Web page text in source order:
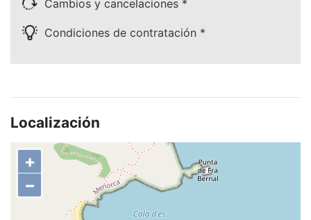
Cambios y cancelaciones *
Condiciones de contratación *
Localización
+
−